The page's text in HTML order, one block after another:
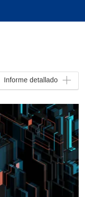
Informe detallado